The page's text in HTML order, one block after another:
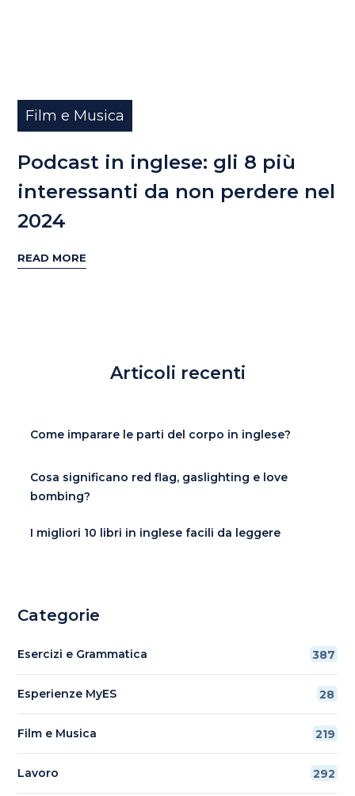
Film e Musica
Podcast in inglese: gli 8 più
interessanti da non perdere nel
2024
READ MORE
Articoli recenti
Come imparare le parti del corpo in inglese?
Cosa significano red flag, gaslighting e love
bombing?
I migliori 10 libri in inglese facili da leggere
Categorie
Esercizi e Grammatica 387
Esperienze MyES 28
Film e Musica 219
Lavoro 292